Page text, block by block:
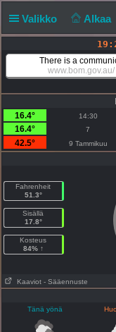
Valikko Alkaa
There is a
www.bom.gov.au/
16.4°
14:30
16.4°
7
42.5°
9 Tammikuu
Fahrenheit
51.3°
Sisällä
17.8°
Kosteus
84% ↑
Kaaviot - Sääennuste
Tänä yönä